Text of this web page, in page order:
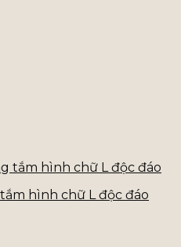
hình chữ L độc đáo